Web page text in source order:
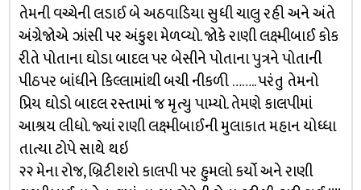
તેમની વચ્ચેની લડાઈ બે અઠવાડિયા સુધી ચાલુ રહી અને અંતે
અંગ્રેજોએ ઝાંસી પર અંકુશ મેળવ્યો. જોકે રાણી લક્ષ્મીબાઈ કોક
રીતે પોતાના ઘોડા બાદલ પર બેસીને પોતાના પુત્રને પોતાની
પીઠપર બાંધીને કિલ્લામાંથી બચી નીકળી …….. પરંતુ તેમનો
પ્રિય ઘોડો બાદલ રસ્તામાં જ મૃત્યુ પામ્યો. તેમણે કાલપીમાં
આશ્રય લીધો. જ્યાં રાણી લક્ષ્મીબાઈની મુલાકાત મહાન યોધ્ધા
તાત્યા ટોપે સાથે થઇ
૨૨ મેના રોજ, બ્રિટીશરો કાલપી પર હુમલો કર્યો અને રાણી